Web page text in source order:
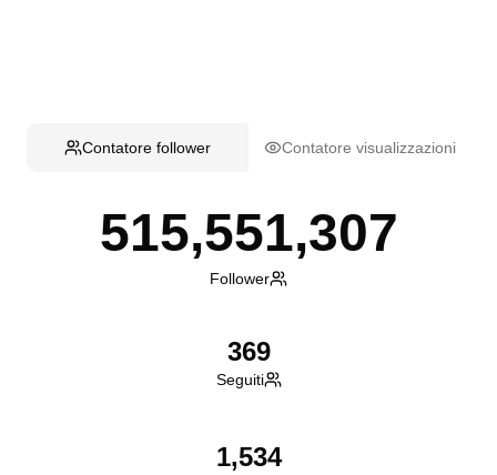
Contatore follower Contatore visualizzazioni
515,551,307
Follower
369
Seguiti
1,534